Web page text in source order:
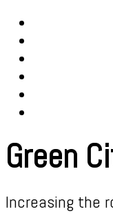
Green
Increasing the